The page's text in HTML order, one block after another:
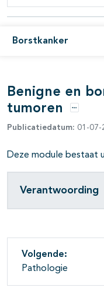
Borstkanker
open- en
open- en
open- en
Benigne en
tumoren
Opties
Publicatiedatum: 01-07-
Deze module bestaat
Verantwoording
Volgende:
Pathologie